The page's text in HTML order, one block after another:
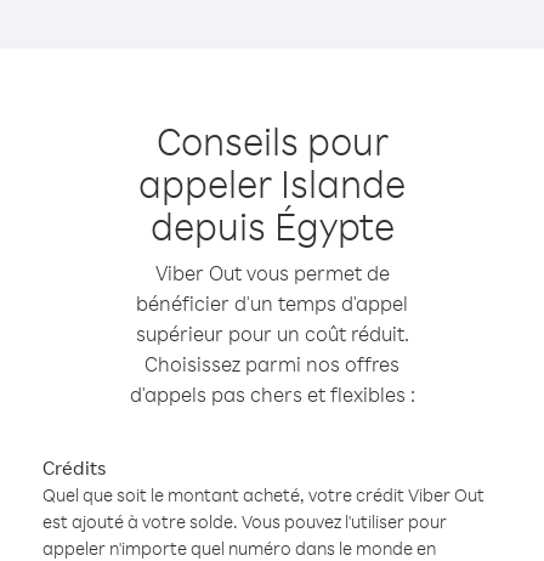
Conseils pour
appeler Islande
depuis Égypte
Viber Out vous permet de
bénéficier d'un temps d'appel
supérieur pour un coût réduit.
Choisissez parmi nos offres
d'appels pas chers et flexibles :
Crédits
Quel que soit le montant acheté, votre crédit Viber Out
est ajouté à votre solde. Vous pouvez l'utiliser pour
appeler n'importe quel numéro dans le monde en